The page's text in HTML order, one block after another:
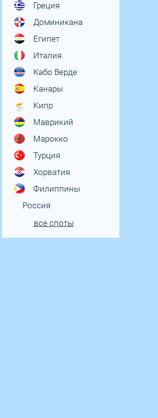
Греция
Доминикана
Египет
Италия
Кабо Верде
Канары
Кипр
Маврикий
Марокко
Турция
Хорватия
Филиппины
Россия
все споты